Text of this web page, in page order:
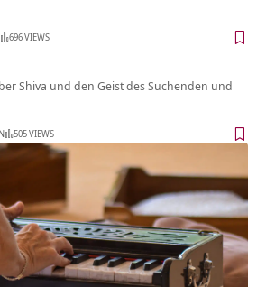
696 VIEWS
Shiva und den Geist des Suchenden und
505 VIEWS